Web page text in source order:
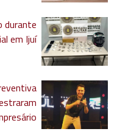
durante
em Ijuí